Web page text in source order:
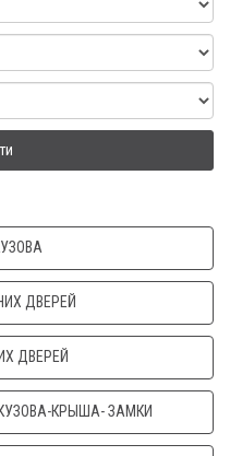
ДВЕРЕЙ
ДВЕРЕЙ
КРЫША- ЗАМКИ